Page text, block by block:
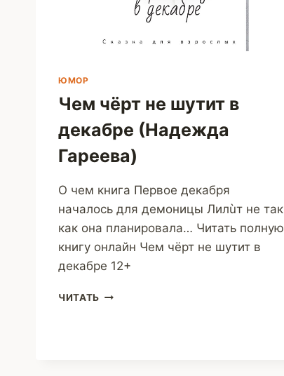
ЮМОР
Чем чёрт не шутит в
декабре (Надежда
Гареева)
О чем книга Первое декабря
началось для демоницы Лилùт не так
как она планировала… Читать полную
книгу онлайн Чем чёрт не шутит в
декабре 12+
ЧИТАТЬ ЧЕМ